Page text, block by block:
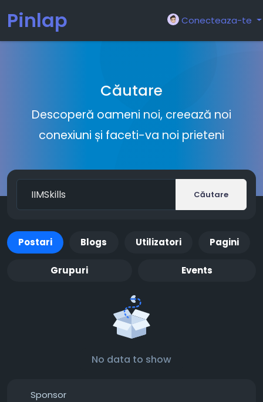
Pinlap Conecteaza-te
Căutare
Descoperă oameni noi, creează noi
conexiuni și faceti-va noi prieteni
Căutare
Postari Blogs Utilizatori Pagini
Grupuri Events
No data to show
Sponsor